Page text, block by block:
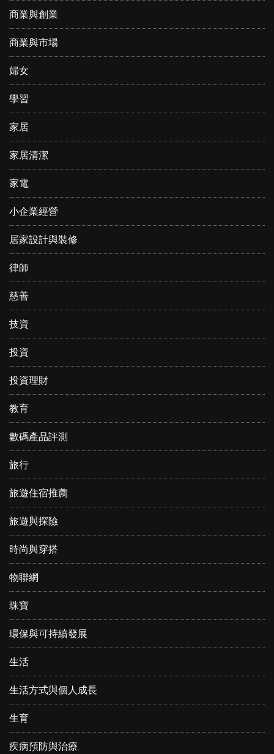
商業與創業
商業與市場
婦女
學習
家居
家居清潔
家電
小企業經營
居家設計與裝修
律師
慈善
技資
投資
投資理財
教育
數碼產品評測
旅行
旅遊住宿推薦
旅遊與探險
時尚與穿搭
物聯網
珠寶
環保與可持續發展
生活
生活方式與個人成長
生育
疾病預防與治療